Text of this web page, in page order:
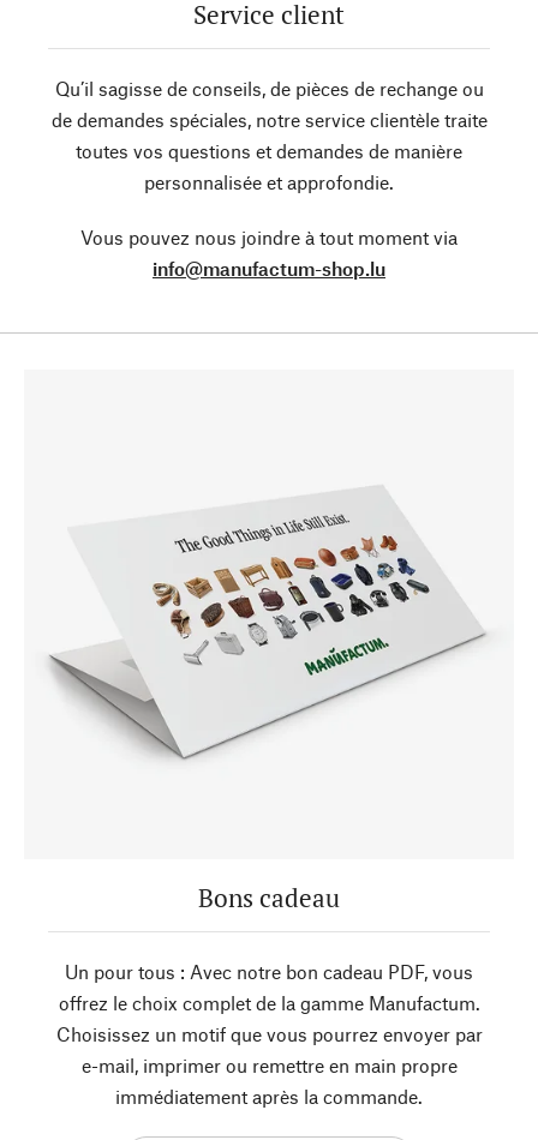
Service client
Qu’il sagisse de conseils, de pièces de rechange ou
de demandes spéciales, notre service clientèle traite
toutes vos questions et demandes de manière
personnalisée et approfondie.
Vous pouvez nous joindre à tout moment via
info@manufactum-shop.lu
Bons cadeau
Un pour tous : Avec notre bon cadeau PDF, vous
offrez le choix complet de la gamme Manufactum.
Choisissez un motif que vous pourrez envoyer par
e-mail, imprimer ou remettre en main propre
immédiatement après la commande.